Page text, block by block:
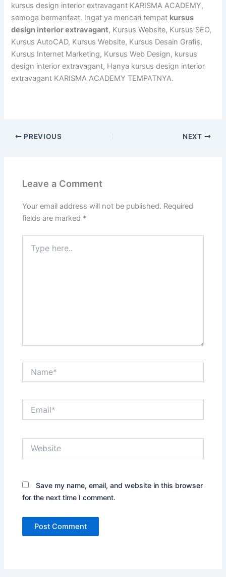
kursus design interior extravagant KARISMA ACADEMY,
semoga bermanfaat. Ingat ya mencari tempat kursus
design interior extravagant, Kursus Website, Kursus SEO,
Kursus AutoCAD, Kursus Website, Kursus Desain Grafis,
Kursus Internet Marketing, Kursus Web Design, kursus
design interior extravagant, Hanya kursus design interior
extravagant KARISMA ACADEMY TEMPATNYA.
PREVIOUS NEXT
Leave a Comment
Your email address will not be published. Required
fields are marked *
here..
Save my name, email, and website in this browser
for the next time I comment.